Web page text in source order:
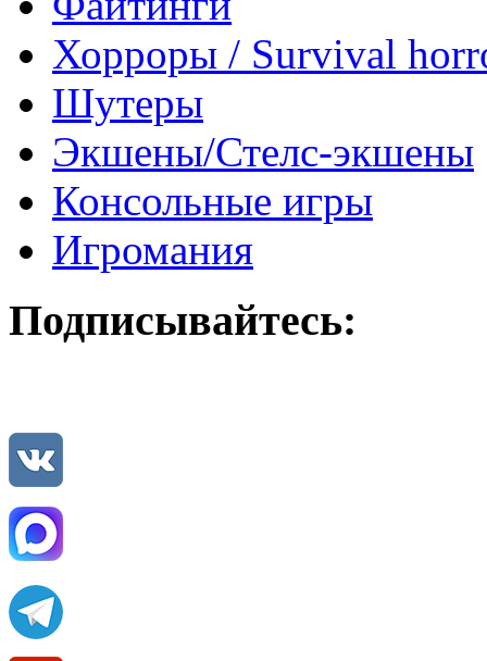
Хорроры / Survival
Шутеры
Экшены/Стелс-экшены
Консольные игры
Игромания
Подписывайтесь: